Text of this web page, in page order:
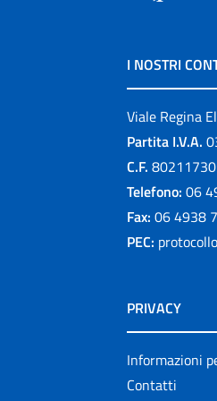
I NOSTRI
Viale Regina
Partita I.V.A.
C.F.
Telefono: 06
Fax: 06 4938
PEC:
PRIVACY
Informazioni
Contatti